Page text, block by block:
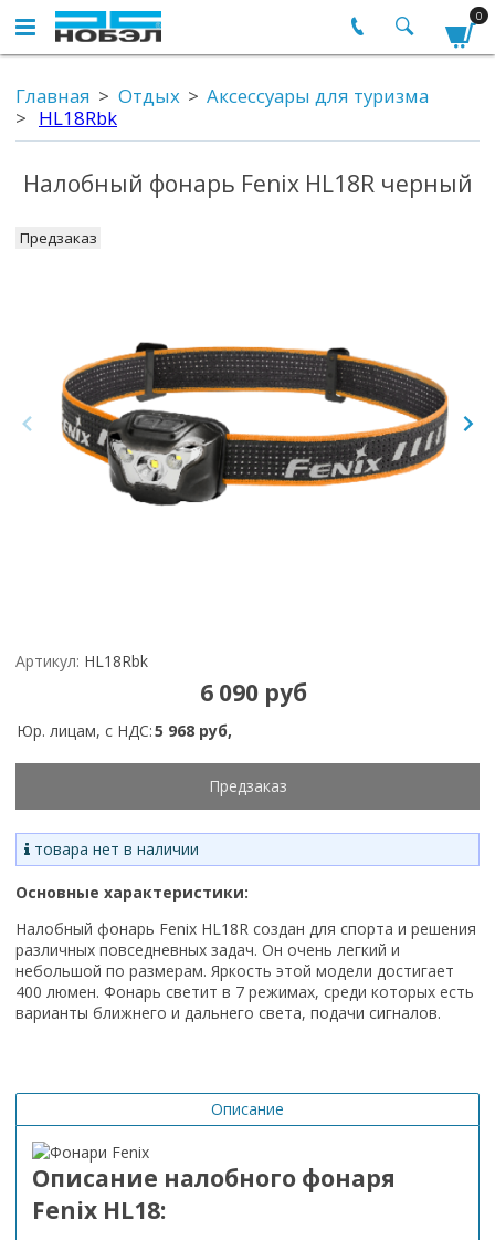
0
Главная Отдых
Аксессуары для туризма
HL18Rbk
Налобный фонарь Fenix HL18R черный
Предзаказ
Артикул: HL18Rbk
6 090 руб
Юр. лицам, с НДС:5 968 руб,
Предзаказ
товара нет в наличии
Основные характеристики:
Налобный фонарь Fenix HL18R создан для спорта и решения
различных повседневных задач. Он очень легкий и
небольшой по размерам. Яркость этой модели достигает
400 люмен. Фонарь светит в 7 режимах, среди которых есть
варианты ближнего и дальнего света, подачи сигналов.
Описание
Описание налобного фонаря
Fenix HL18: